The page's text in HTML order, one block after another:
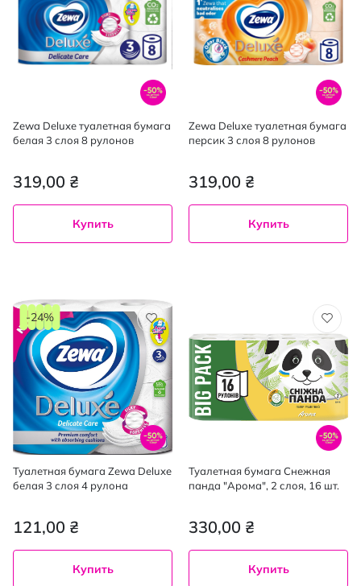
Zewa Deluxe туалетная бумага
белая 3 слоя 8 рулонов
319,00 ₴
Купить
Zewa Deluxe туалетная бумага
персик 3 слоя 8 рулонов
319,00 ₴
Купить
Туалетная бумага Zewa Deluxe
белая 3 слоя 4 рулона
121,00 ₴
-24%
Купить
Туалетная бумага Снежная
панда "Арома", 2 слоя, 16 шт.
330,00 ₴
Купить